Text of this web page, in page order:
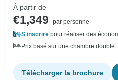
À partir de
€1,349
par personne
S'inscrire pour réaliser des
Prix basé sur une chambre double
Télécharger la brochure